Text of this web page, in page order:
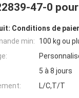
47-0
Conditions de
min:
100 kg ou
5 à 8 jours
L/C,T/T